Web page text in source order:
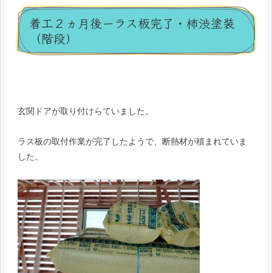
着工２ヵ月後ーラス板完了・柿渋塗装
（階段）
玄関ドアが取り付けらていました。
ラス板の取付作業が完了したようで、断熱材が積まれていま
した。